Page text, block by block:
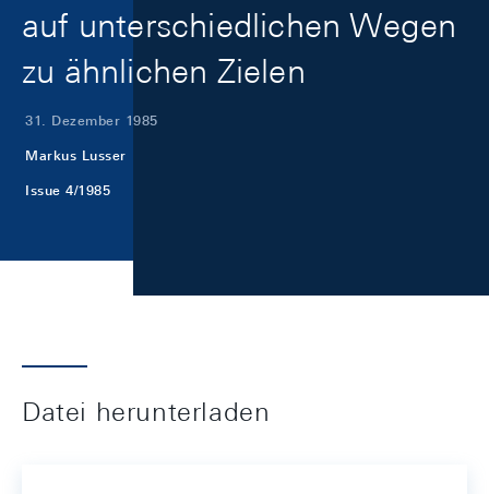
auf unterschiedlichen Wegen
zu ähnlichen Zielen
31. Dezember 1985
Markus Lusser
Issue 4/1985
Datei herunterladen